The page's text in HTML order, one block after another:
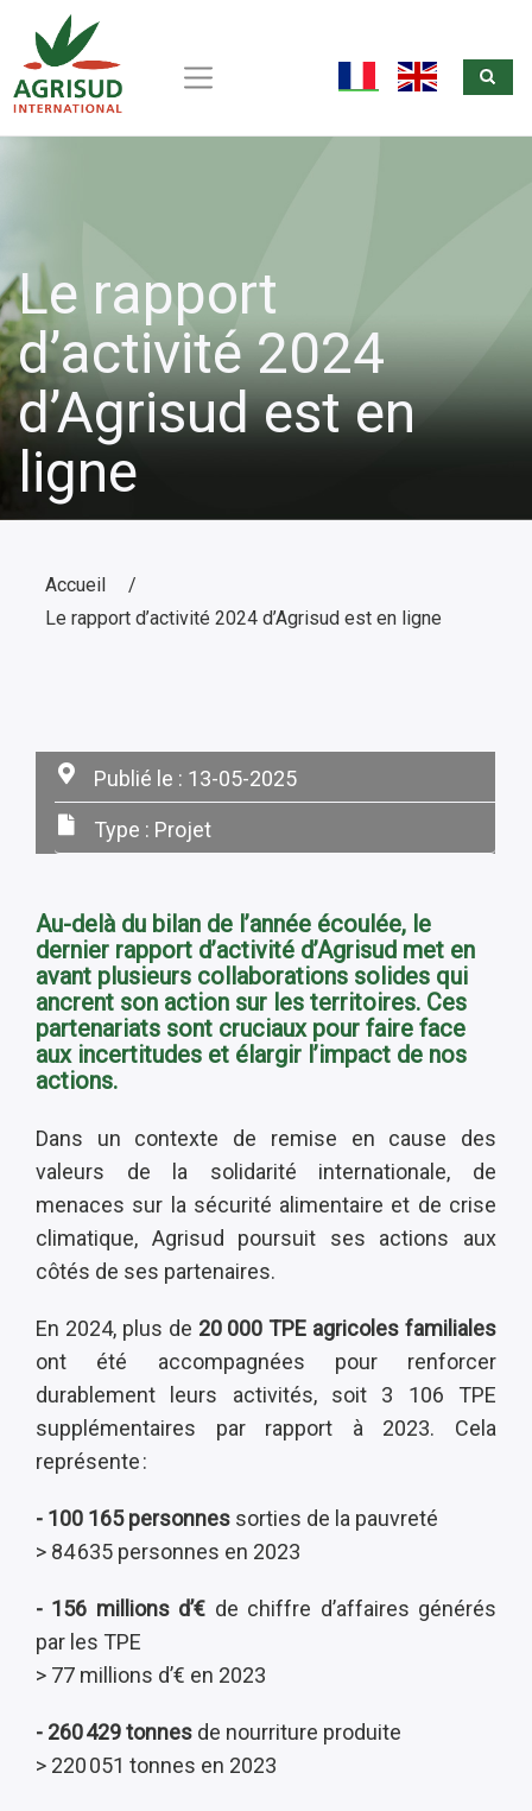
contenu
principal
en
Le rapport
d’activité 2024
d’Agrisud est en
ligne
Accueil
Le rapport d’activité 2024 d’Agrisud est en ligne
Publié le : 13-05-2025
Type : Projet
Au-delà du bilan de l’année écoulée, le
dernier rapport d’activité d’Agrisud met en
avant plusieurs collaborations solides qui
ancrent son action sur les territoires. Ces
partenariats sont cruciaux pour faire face
aux incertitudes et élargir l’impact de nos
actions.
Dans un contexte de remise en cause des
valeurs de la solidarité internationale, de
menaces sur la sécurité alimentaire et de crise
climatique, Agrisud poursuit ses actions aux
côtés de ses partenaires.
En 2024, plus de 20 000 TPE agricoles familiales
ont été accompagnées pour renforcer
durablement leurs activités, soit 3 106 TPE
supplémentaires par rapport à 2023. Cela
représente :
- 100 165 personnes sorties de la pauvreté
> 84 635 personnes en 2023
- 156 millions d’€ de chiffre d’affaires générés
par les TPE
> 77 millions d’€ en 2023
- 260 429 tonnes de nourriture produite
> 220 051 tonnes en 2023